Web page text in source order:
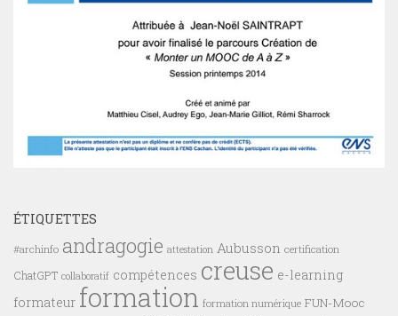
ÉTIQUETTES
#archinfo andragogie attestation Aubusson certification
ChatGPT collaboratif compétences creuse e-learning
formateur formation formation numérique FUN-Mooc